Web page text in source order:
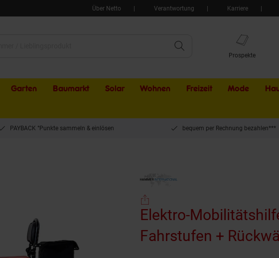
Über Netto Verantwortung Karriere
Prospekte
Garten Baumarkt Solar Wohnen Freizeit Mode
PAYBACK °Punkte sammeln & einlösen bequem per Rechnung bezahlen***
Elektro-
Fahrstufen +